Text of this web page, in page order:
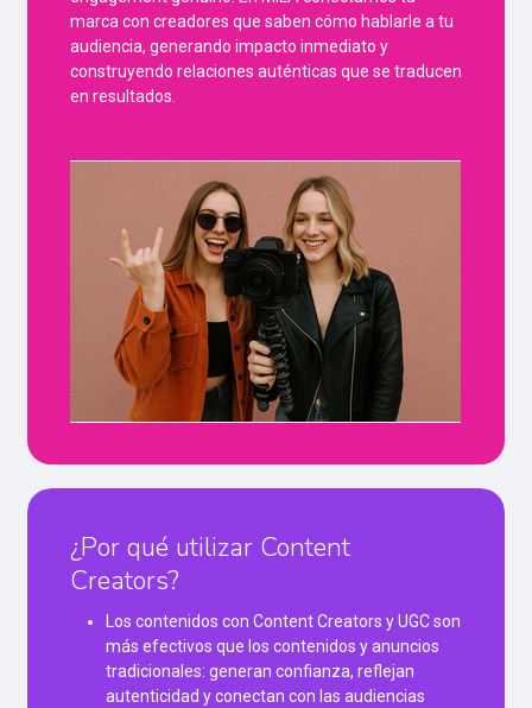
marca con creadores que saben cómo hablarle a tu
audiencia, generando impacto inmediato y
construyendo relaciones auténticas que se traducen
en resultados.
¿Por qué utilizar Content
Creators?
Los contenidos con Content Creators y UGC son
más efectivos que los contenidos y anuncios
tradicionales: generan confianza, reflejan
autenticidad y conectan con las audiencias